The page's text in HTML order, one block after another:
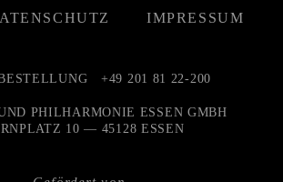
IMPRESSUM
+49 201 81 22-200
PHILHARMONIE ESSEN GMBH
10 — 45128 ESSEN